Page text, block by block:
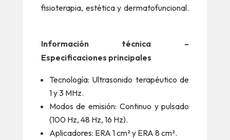
fisioterapia, estética y dermatofuncional.
Información técnica –
Especificaciones principales
Tecnología: Ultrasonido terapéutico de
1 y 3 MHz.
Modos de emisión: Continuo y pulsado
(100 Hz, 48 Hz, 16 Hz).
Aplicadores: ERA 1 cm² y ERA 8 cm².